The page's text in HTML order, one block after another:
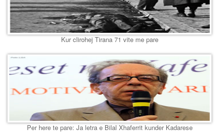
Kur clirohej Tirana 71 vite me pare
Per here te pare: Ja letra e Bilal Xhaferrit kunder Kadarese